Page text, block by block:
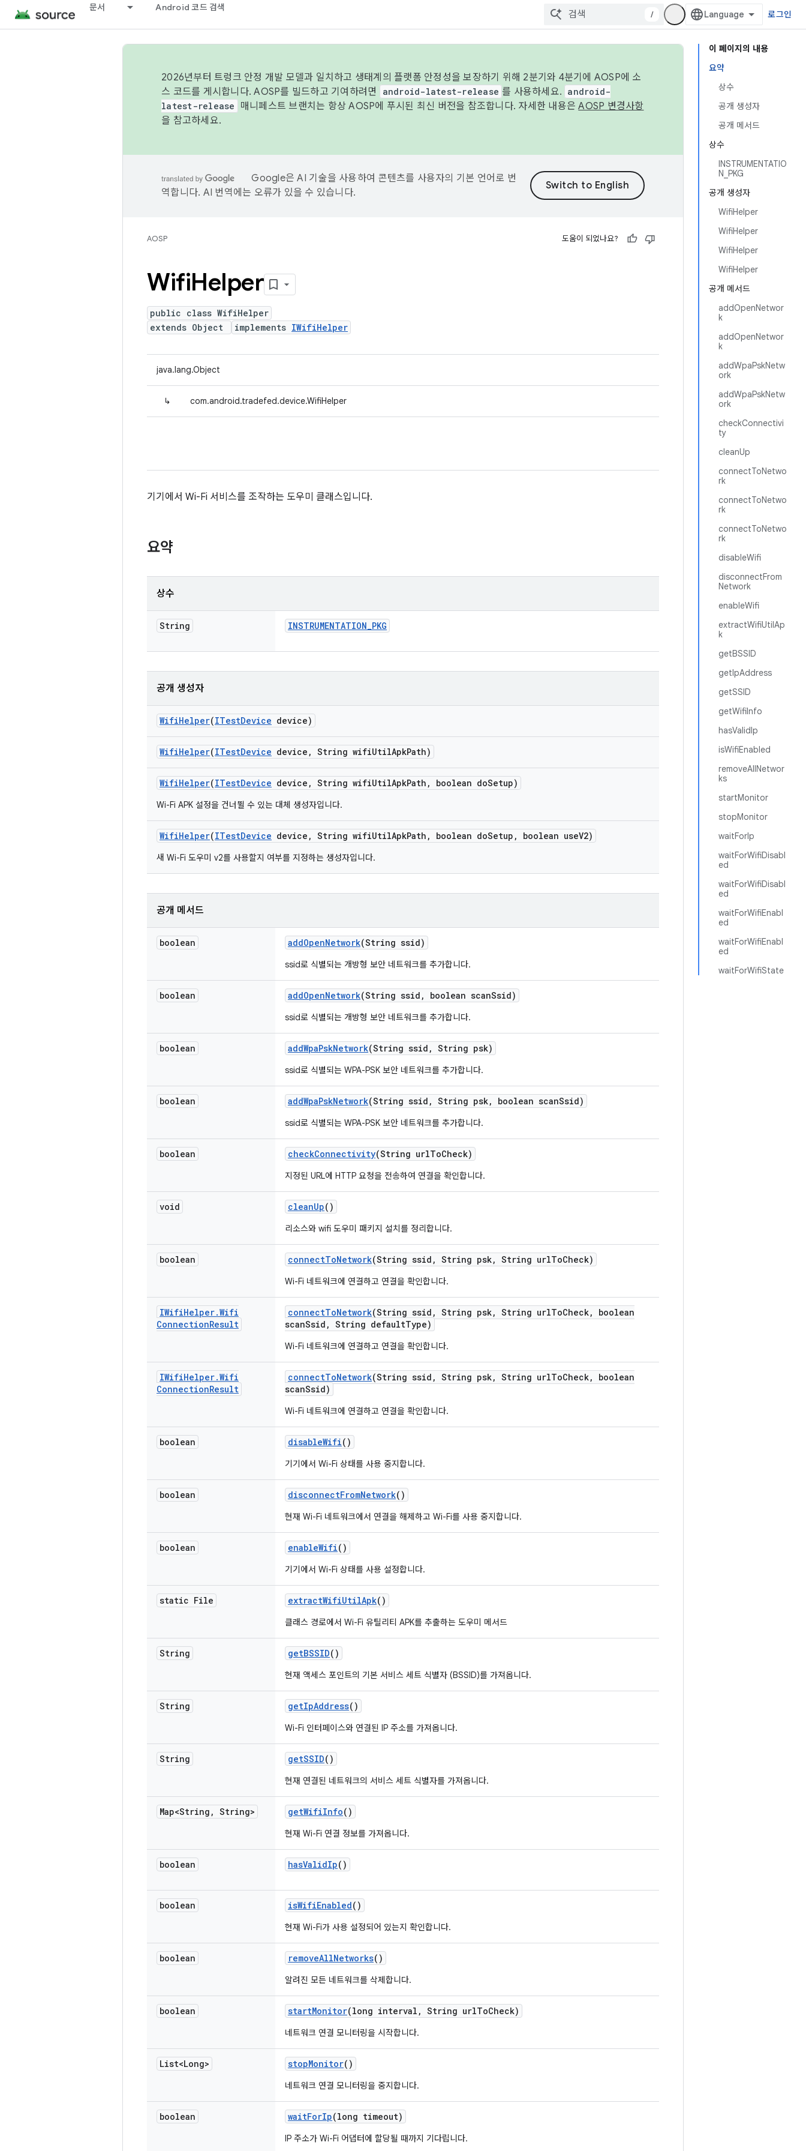
문서 Android 코드 검색
/ 로그인
이 페이지의 내용
요약
상수
공개 생성자
공개 메서드
상수
INSTRUMENTATIO
N_PKG
공개 생성자
WifiHelper
WifiHelper
WifiHelper
WifiHelper
공개 메서드
addOpenNetwor
k
addOpenNetwor
k
addWpaPskNetw
ork
addWpaPskNetw
ork
checkConnectivi
ty
cleanUp
connectToNetwo
rk
connectToNetwo
rk
connectToNetwo
rk
disableWifi
disconnectFrom
Network
enableWifi
extractWifiUtilAp
k
getBSSID
getIpAddress
getSSID
getWifiInfo
hasValidIp
isWifiEnabled
removeAllNetwor
ks
startMonitor
stopMonitor
waitForIp
waitForWifiDisabl
ed
waitForWifiDisabl
ed
waitForWifiEnabl
ed
waitForWifiEnabl
ed
waitForWifiState
2026년부터 트렁크 안정 개발 모델과 일치하고 생태계의 플랫폼 안정성을 보장하기 위해 2분기와 4분기에 AOSP에 소
스 코드를 게시합니다. AOSP를 빌드하고 기여하려면
android-latest-release 를 사용하세요. android-
latest-release
매니페스트 브랜치는 항상 AOSP에 푸시된 최신 버전을 참조합니다. 자세한 내용은AOSP 변경사항
을 참고하세요.
Google은 AI 기술을 사용하여 콘텐츠를 사용자의 기본 언어로 번
역합니다. AI 번역에는 오류가 있을 수 있습니다.
AOSP 도움이 되었나요?
WifiHelper
public class WifiHelper
extends Object
implements IWifiHelper
java.lang.Object
↳ com.android.tradefed.device.WifiHelper
기기에서 Wi-Fi 서비스를 조작하는 도우미 클래스입니다.
요약
상수
String INSTRUMENTATION_PKG
공개 생성자
WifiHelper(ITestDevice device)
WifiHelper(ITestDevice device , String wifiUtilApkPath)
WifiHelper(ITestDevice device , String wifiUtilApkPath , boolean doSetup)
Wi-Fi APK 설정을 건너뛸 수 있는 대체 생성자입니다.
WifiHelper(ITestDevice device , String wifiUtilApkPath , boolean doSetup , boolean useV2)
새 Wi-Fi 도우미 v2를 사용할지 여부를 지정하는 생성자입니다.
공개 메서드
boolean addOpenNetwork(String ssid)
ssid로 식별되는 개방형 보안 네트워크를 추가합니다.
boolean addOpenNetwork(String ssid , boolean scanSsid)
ssid로 식별되는 개방형 보안 네트워크를 추가합니다.
boolean addWpaPskNetwork(String ssid , String psk)
ssid로 식별되는 WPA-PSK 보안 네트워크를 추가합니다.
boolean addWpaPskNetwork(String ssid , String psk, boolean scanSsid)
ssid로 식별되는 WPA-PSK 보안 네트워크를 추가합니다.
boolean checkConnectivity(String urlToCheck)
지정된 URL에 HTTP 요청을 전송하여 연결을 확인합니다.
void cleanUp()
리소스와 wifi 도우미 패키지 설치를 정리합니다.
boolean connectToNetwork(String ssid , String psk, String urlToCheck)
Wi-Fi 네트워크에 연결하고 연결을 확인합니다.
IWifiHelper.Wifi
ConnectionResult
connectToNetwork(String ssid , String psk, String urlToCheck,
boolean
scanSsid , String defaultType)
Wi-Fi 네트워크에 연결하고 연결을 확인합니다.
IWifiHelper.Wifi
ConnectionResult
connectToNetwork(String ssid , String psk, String urlToCheck,
boolean
scanSsid)
Wi-Fi 네트워크에 연결하고 연결을 확인합니다.
boolean disableWifi()
기기에서 Wi-Fi 상태를 사용 중지합니다.
boolean disconnectFromNetwork()
현재 Wi-Fi 네트워크에서 연결을 해제하고 Wi-Fi를 사용 중지합니다.
boolean enableWifi()
기기에서 Wi-Fi 상태를 사용 설정합니다.
static File extractWifiUtilApk()
클래스 경로에서 Wi-Fi 유틸리티 APK를 추출하는 도우미 메서드
String getBSSID()
현재 액세스 포인트의 기본 서비스 세트 식별자 (BSSID)를 가져옵니다.
String getIpAddress()
Wi-Fi 인터페이스와 연결된 IP 주소를 가져옵니다.
String getSSID()
현재 연결된 네트워크의 서비스 세트 식별자를 가져옵니다.
Map<String , String> getWifiInfo()
현재 Wi-Fi 연결 정보를 가져옵니다.
boolean hasValidIp()
boolean isWifiEnabled()
현재 Wi-Fi가 사용 설정되어 있는지 확인합니다.
boolean removeAllNetworks()
알려진 모든 네트워크를 삭제합니다.
boolean startMonitor(long interval , String urlToCheck)
네트워크 연결 모니터링을 시작합니다.
List<Long> stopMonitor()
네트워크 연결 모니터링을 중지합니다.
boolean waitForIp(long timeout)
IP 주소가 Wi-Fi 어댑터에 할당될 때까지 기다립니다.